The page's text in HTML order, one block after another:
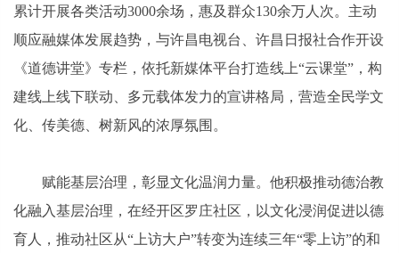
累计开展各类活动3000余场，惠及群众130余万人次。主动
顺应融媒体发展趋势，与许昌电视台、许昌日报社合作开设
《道德讲堂》专栏，依托新媒体平台打造线上“云课堂”，构
建线上线下联动、多元载体发力的宣讲格局，营造全民学文
化、传美德、树新风的浓厚氛围。
赋能基层治理，彰显文化温润力量。他积极推动德治教
化融入基层治理，在经开区罗庄社区，以文化浸润促进以德
育人，推动社区从“上访大户”转变为连续三年“零上访”的和